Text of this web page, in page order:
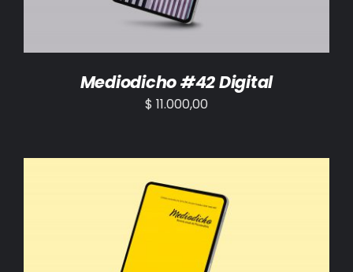
Mediodicho #42 Digital
$ 11.000,00
AÑADIR AL CARRITO /